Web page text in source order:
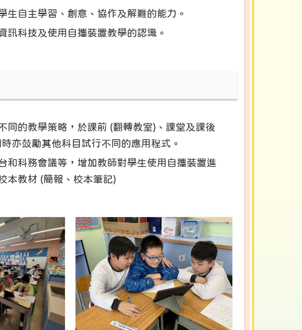
自主學習、創意、協作及解難的能力。
訊科技及使用自攜裝置教學的認識。
同的教學策略，於課前 (翻轉教室)、課堂及課後
亦鼓勵其他科目試行不同的應用程式。
和科務會議等，增加教師對學生使用自攜裝置進
本教材 (簡報、校本筆記)